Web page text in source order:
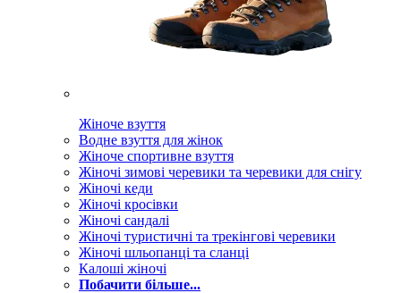
Жіноче взуття
Водне взуття для жінок
Жіноче спортивне взуття
Жіночі зимові черевики та черевики для снігу
Жіночі кеди
Жіночі кросівки
Жіночі сандалі
Жіночі туристичні та трекінгові черевики
Жіночі шльопанці та сланці
Калоші жіночі
Побачити більше...